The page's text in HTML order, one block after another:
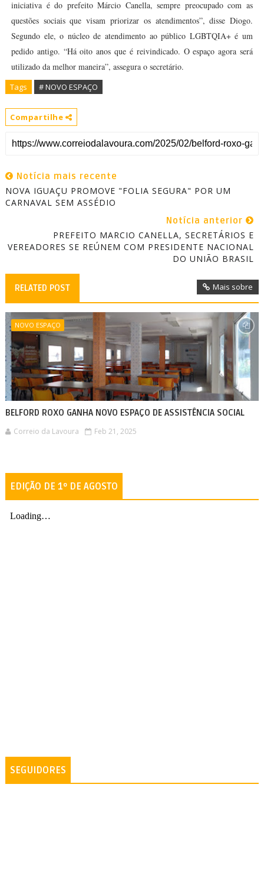
iniciativa é do prefeito Márcio Canella, sempre preocupado com as
questões sociais que visam priorizar os atendimentos”, disse Diogo.
Segundo ele, o núcleo de atendimento ao público LGBTQIA+ é um
pedido antigo. “Há oito anos que é reivindicado. O espaço agora será
utilizado da melhor maneira”, assegura o secretário.
Tags # NOVO ESPAÇO
Compartilhe
Notícia mais recente
NOVA IGUAÇU PROMOVE "FOLIA SEGURA" POR UM
CARNAVAL SEM ASSÉDIO
Notícia anterior
PREFEITO MARCIO CANELLA, SECRETÁRIOS E
VEREADORES SE REÚNEM COM PRESIDENTE NACIONAL
DO UNIÃO BRASIL
RELATED POST Mais sobre
NOVO ESPAÇO
BELFORD ROXO GANHA NOVO ESPAÇO DE ASSISTÊNCIA SOCIAL
Correio da Lavoura Feb 21, 2025
EDIÇÃO DE 1º DE AGOSTO
SEGUIDORES